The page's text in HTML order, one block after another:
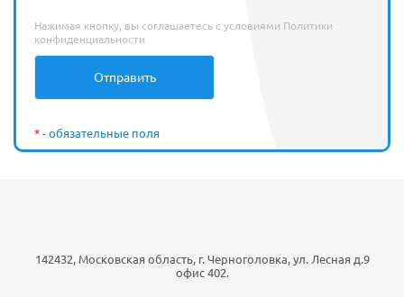
Нажимая кнопку, вы соглашаетесь с условиями Политики
конфиденциальности
* - обязательные поля
142432, Московская область, г. Черноголовка, ул. Лесная д.9
офис 402.